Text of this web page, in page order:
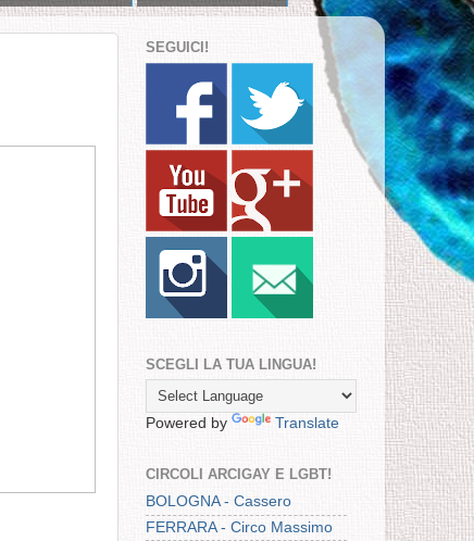
SEGUICI!
SCEGLI LA TUA LINGUA!
Powered by Translate
CIRCOLI ARCIGAY E LGBT!
BOLOGNA - Cassero
FERRARA - Circo Massimo